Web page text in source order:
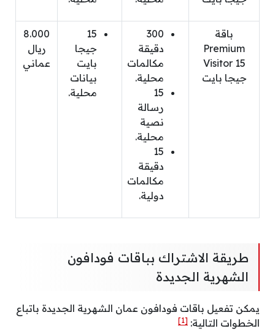
باقة
Premium
Visitor 15
جيجا بايت
300
دقيقة
مكالمات
محلية.
15
رسالة
نصية
محلية.
15
دقيقة
مكالمات
دولية.
15
جيجا
بايت
بيانات
محلية.
8.000
ريال
عماني
طريقة الاشتراك بباقات فودافون
الشهرية الجديدة
يمكن تفعيل باقات فودافون عمان الشهرية الجديدة باتباع
الخطوات التالية: [1]